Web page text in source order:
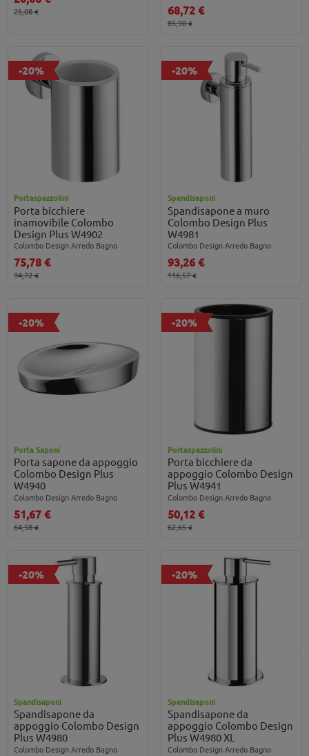
25,08 € 68,72 €
85,90 €
-20%
Portaspazzolini
Porta bicchiere
inamovibile Colombo
Design Plus W4902
Colombo Design Arredo Bagno
75,78 €
94,72 €
-20%
Spandisaponi
Spandisapone a muro
Colombo Design Plus
W4981
Colombo Design Arredo Bagno
93,26 €
116,57 €
-20%
Porta Saponi
Porta sapone da appoggio
Colombo Design Plus
W4940
Colombo Design Arredo Bagno
51,67 €
64,58 €
-20%
Portaspazzolini
Porta bicchiere da
appoggio Colombo Design
Plus W4941
Colombo Design Arredo Bagno
50,12 €
62,65 €
-20%
Spandisaponi
Spandisapone da
appoggio Colombo Design
Plus W4980
Colombo Design Arredo Bagno
-20%
Spandisaponi
Spandisapone da
appoggio Colombo Design
Plus W4980 XL
Colombo Design Arredo Bagno